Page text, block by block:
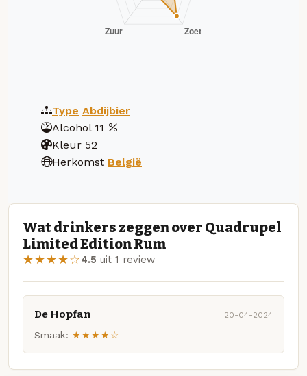
Type Abdijbier
Alcohol 11
Kleur 52
Herkomst België
Wat drinkers zeggen over Quadrupel
Limited Edition Rum
★★★★☆4.5 uit 1 review
De Hopfan 20-04-2024
Smaak: ★★★★☆